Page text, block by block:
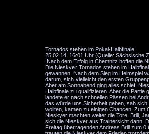
Tornados stehen im Pokal-Halbfinale
25.02.14, 16:01 Uhr (Quelle: Sächsische
Nach dem Erfolg in Chemnitz hoffen die
Die Nieskyer Tornados stehen im
gewannen. Nach dem Sieg im Heimspiel
darum, sich vielleicht den ersten
Aber am Sonnabend ging alles schief,
Halbfinale zu qualifizieren. Aber die
landete er nach schnellen Pässen bei
das würde uns Sicherheit geben, sah
wollten, kamen zu einigen Chancen.
Nieskyer machten weiter die Tore. Brill,
sich die Nieskyer aus Trainersicht dann.
Freitag überragenden Andreas Brill zum